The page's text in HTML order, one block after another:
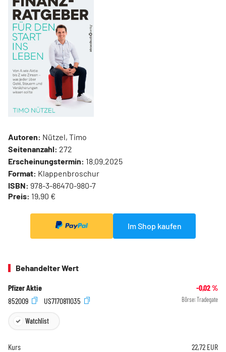
Autoren: Nützel, Timo
Seitenanzahl: 272
Erscheinungstermin: 18.09.2025
Format: Klappenbroschur
ISBN: 978-3-86470-980-7
Preis: 19,90 €
Im Shop kaufen
Behandelter Wert
Pfizer Aktie -0,02%
852009
US7170811035 Börse: Tradegate
Watchlist
Kurs 22,72 EUR